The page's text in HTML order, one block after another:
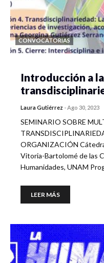
CONVOCATORIAS
Introducción a
Laura Gutiérrez -Ago 30, 2023
SEMINARIO SOBRE
ORGANIZACIÓN
Vitoria-Bartolomé de las
Humanidades, UNAM
LEER MÁS